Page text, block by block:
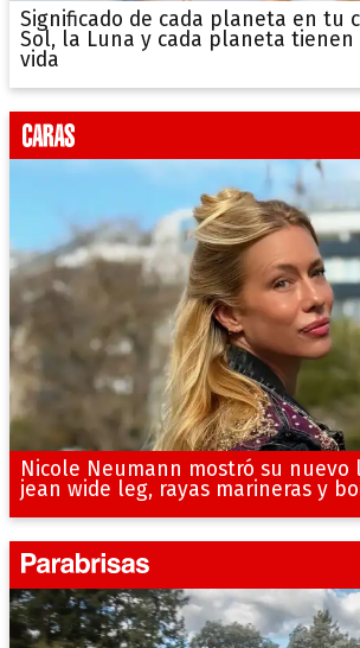
Significado de cada planeta en tu
Sol, la Luna y cada planeta
vida
Nicole Neumann mostró su nuevo
jean wide leg, rayas marineras y